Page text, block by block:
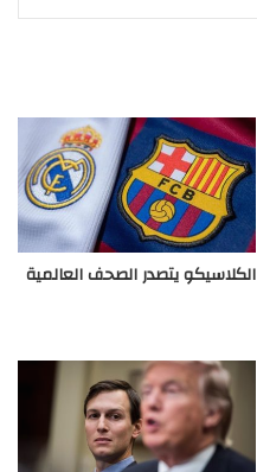
الكلاسيكو يتصدر الصحف العالمية